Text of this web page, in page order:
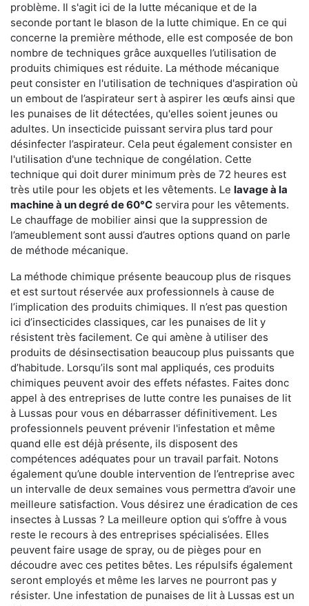
problème. Il s'agit ici de la lutte mécanique et de la
seconde portant le blason de la lutte chimique. En ce qui
concerne la première méthode, elle est composée de bon
nombre de techniques grâce auxquelles l’utilisation de
produits chimiques est réduite. La méthode mécanique
peut consister en l'utilisation de techniques d'aspiration où
un embout de l’aspirateur sert à aspirer les œufs ainsi que
les punaises de lit détectées, qu'elles soient jeunes ou
adultes. Un insecticide puissant servira plus tard pour
désinfecter l’aspirateur. Cela peut également consister en
l'utilisation d'une technique de congélation. Cette
technique qui doit durer minimum près de 72 heures est
très utile pour les objets et les vêtements. Le lavage à la
machine à un degré de 60°C servira pour les vêtements.
Le chauffage de mobilier ainsi que la suppression de
l’ameublement sont aussi d’autres options quand on parle
de méthode mécanique.
La méthode chimique présente beaucoup plus de risques
et est surtout réservée aux professionnels à cause de
l’implication des produits chimiques. Il n’est pas question
ici d’insecticides classiques, car les punaises de lit y
résistent très facilement. Ce qui amène à utiliser des
produits de désinsectisation beaucoup plus puissants que
d’habitude. Lorsqu’ils sont mal appliqués, ces produits
chimiques peuvent avoir des effets néfastes. Faites donc
appel à des entreprises de lutte contre les punaises de lit
à Lussas pour vous en débarrasser définitivement. Les
professionnels peuvent prévenir l'infestation et même
quand elle est déjà présente, ils disposent des
compétences adéquates pour un travail parfait. Notons
également qu’une double intervention de l’entreprise avec
un intervalle de deux semaines vous permettra d’avoir une
meilleure satisfaction. Vous désirez une éradication de ces
insectes à Lussas ? La meilleure option qui s’offre à vous
reste le recours à des entreprises spécialisées. Elles
peuvent faire usage de spray, ou de pièges pour en
découdre avec ces petites bêtes. Les répulsifs également
seront employés et même les larves ne pourront pas y
résister. Une infestation de punaises de lit à Lussas est un